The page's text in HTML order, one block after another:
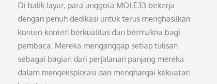
Di balik layar, para anggota MOLE33 bekerja
dengan penuh dedikasi untuk terus menghasilkan
konten-konten berkualitas dan bermakna bagi
pembaca. Mereka menganggap setiap tulisan
sebagai bagian dari perjalanan panjang mereka
dalam mengeksplorasi dan menghargai kekuatan